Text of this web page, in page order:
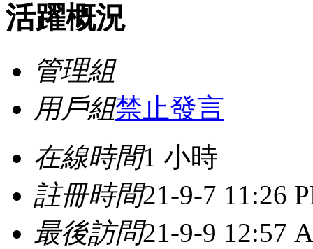
活躍概況
管理組
用戶組禁止發言
在線時間1 小時
註冊時間21-9-7 11:26
最後訪問21-9-9 12:57